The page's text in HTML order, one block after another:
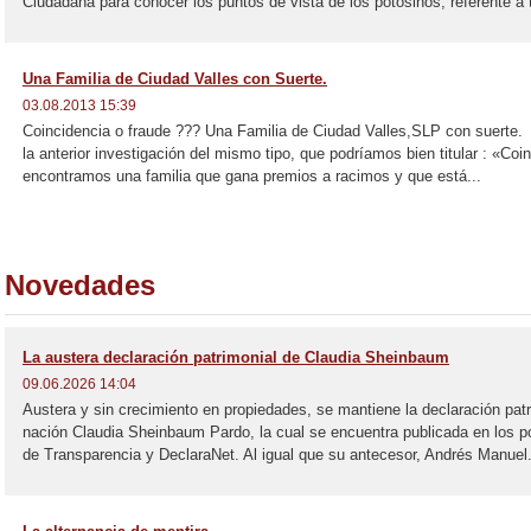
Una Familia de Ciudad Valles con Suerte.
03.08.2013 15:39
Coincidencia o fraude ??? Una Familia de Ciudad Valles,SLP con
la anterior investigación del mismo tipo, que podríamos bien titular :
encontramos una familia que gana premios a racimos y que está...
Novedades
La austera declaración patrimonial de Claudia Sheinbaum
09.06.2026 14:04
Austera y sin crecimiento en propiedades, se mantiene la declaración
nación Claudia Sheinbaum Pardo, la cual se encuentra publicada en los
de Transparencia y DeclaraNet. Al igual que su antecesor, Andrés